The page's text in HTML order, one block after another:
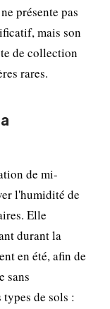
présente pas
mais son
de collection
rares.
de mi-
l'humidité de
Elle
durant la
en été, afin de
sans
de sols :